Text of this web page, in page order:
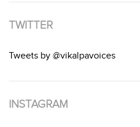
TWITTER
Tweets by @vikalpavoices
INSTAGRAM